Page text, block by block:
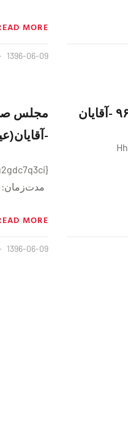
MORE
1396-06-09
-
مدت‌زمان: ۲ دقيقه فايل با کیفیت بالا: ۲ مگابایت
MORE
1396-06-09